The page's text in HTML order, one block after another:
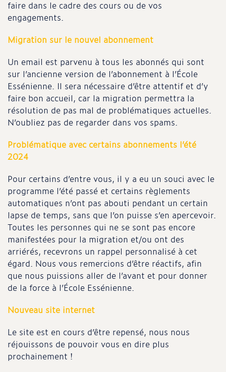
faire dans le cadre des cours ou de vos
engagements.
Migration sur le nouvel abonnement
Un email est parvenu à tous les abonnés qui sont
sur l’ancienne version de l’abonnement à l’École
Essénienne. Il sera nécessaire d’être attentif et d’y
faire bon accueil, car la migration permettra la
résolution de pas mal de problématiques actuelles.
N’oubliez pas de regarder dans vos spams.
Problématique avec certains abonnements l’été
2024
Pour certains d’entre vous, il y a eu un souci avec le
programme l’été passé et certains règlements
automatiques n’ont pas abouti pendant un certain
lapse de temps, sans que l’on puisse s’en apercevoir.
Toutes les personnes qui ne se sont pas encore
manifestées pour la migration et/ou ont des
arriérés, recevrons un rappel personnalisé à cet
égard. Nous vous remercions d’être réactifs, afin
que nous puissions aller de l’avant et pour donner
de la force à l’École Essénienne.
Nouveau site internet
Le site est en cours d’être repensé, nous nous
réjouissons de pouvoir vous en dire plus
prochainement !